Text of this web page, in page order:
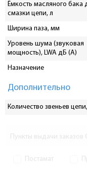
Ёмкость масляного бака
смазки цепи, л
Ширина паза, мм
Уровень шума (звуковая
мощность), LWA дБ (А)
Назначение
Дополнительно
Количество звеньев
Пункты выдачи заказов
Постамат